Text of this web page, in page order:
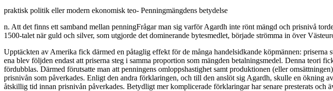
praktisk politik eller modern ekonomisk teo- Penningmängdens betydelse
n. Att det finns ett samband mellan penningFrågar man sig varför Agardh inte rönt mängd och prisnivå
1500-talet när guld och silver, som utgjorde det dominerande bytesmedlet, började strömma in över
Upptäckten av Amerika fick därmed en påtaglig effekt för de många handelsidkande köpmännen:
ena blev följden endast att priserna steg i samma proportion som mängden betalningsmedel. Denna teori
fördubblas. Därmed förutsatte man att penningens omloppshastighet samt produktionen (eller
prisnivån som påverkades. Enligt den andra förklaringen, och till den anslöt sig Agardh, skulle en ökning
åtskillig tid innan prisnivån påverkades. Betydligt mer komplicerade förklaringar har senare presterats och